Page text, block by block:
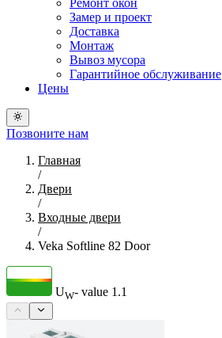
Ремонт окон
Замер и проект
Доставка
Монтаж
Вывоз мусора
Гарантийное обслуживание
Цены
Позвоните нам
Главная
/
Двери
/
Входные двери
/
Veka Softline 82 Door
UW- value 1.1